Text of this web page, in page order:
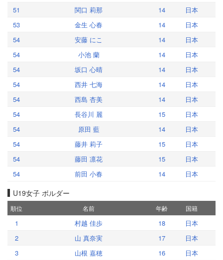
51
関口 莉那 14
日本
53
金生 心春 14
日本
54
安藤 にこ 14
日本
54
小池 蘭 14
日本
54
坂口 心晴 14
日本
54
西井 七海 14
日本
54
西島 杏美 14
日本
54
長谷川 麗 15
日本
54
原田 藍 14
日本
54
藤井 莉子 15
日本
54
藤田 凛花 15
日本
54
前田 小春 14 日本
U19女子 ボルダー
順位 名前 年齢 国籍
1 村越 佳歩 18
日本
2
山 真奈実 17
日本
3
山根 嘉穂 16
日本